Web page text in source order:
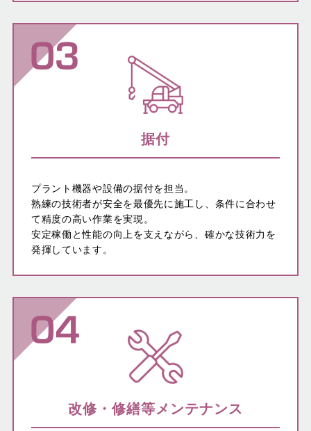
据付
プラント機器や設備の据付を担当。
熟練の技術者が安全を最優先に施工し、条件に合わせ
て精度の高い作業を実現。
安定稼働と性能の向上を支えながら、確かな技術力を
発揮しています。
改修・修繕等メンテナンス